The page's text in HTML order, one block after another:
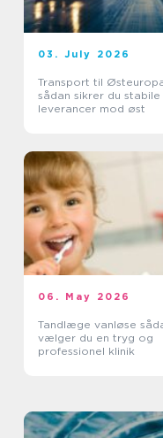
03. July 2026
Transport til
sådan sikrer du stabile
leverancer mod øst
06. May 2026
Tandlæge vanløse sådan
vælger du en tryg og
professionel klinik